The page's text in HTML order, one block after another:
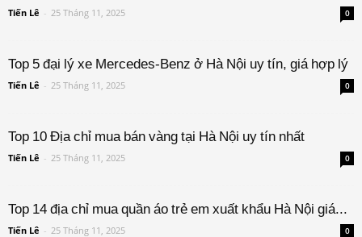
Tiến Lê - 25 Tháng 11, 2025 0
Top 5 đại lý xe Mercedes-Benz ở Hà Nội uy tín, giá hợp lý
Tiến Lê - 25 Tháng 11, 2025 0
Top 10 Địa chỉ mua bán vàng tại Hà Nội uy tín nhất
Tiến Lê - 25 Tháng 11, 2025 0
Top 14 địa chỉ mua quần áo trẻ em xuất khẩu Hà Nội giá...
Tiến Lê - 25 Tháng 11, 2025 0